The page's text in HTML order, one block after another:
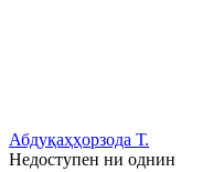
Абдуқаҳҳорзода Т.
Недоступен ни однин